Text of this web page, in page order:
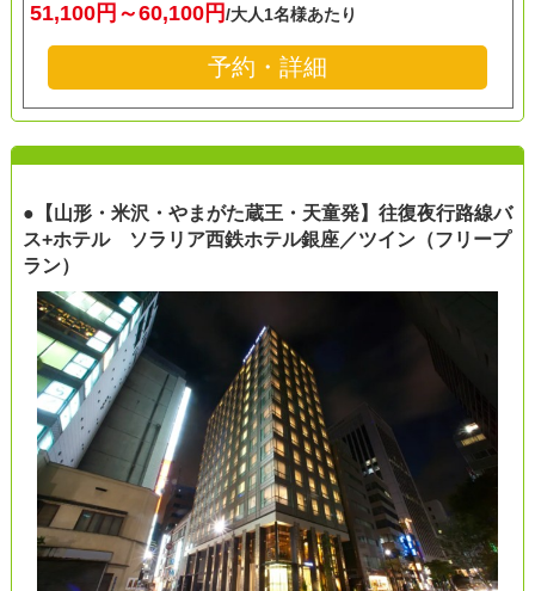
51,100円～60,100円/大人1名様あたり
予約・詳細
●【山形・米沢・やまがた蔵王・天童発】往復夜行路線バ
ス+ホテル ソラリア西鉄ホテル銀座／ツイン（フリープ
ラン）